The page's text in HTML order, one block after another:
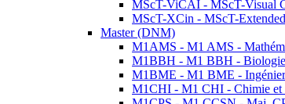
MScT-ViCAI - MScT-Visual
MScT-XCin - MScT-
Master (DNM)
M1AMS - M1 AMS -
M1BBH - M1 BBH -
M1BME - M1 BME -
M1CHI - M1 CHI - Chimie et